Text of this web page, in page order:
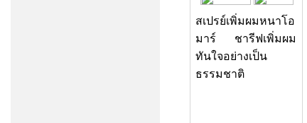
สเปรย์เพิ่มผมหนาโอ
มาร์ ชารีฟเพิ่มผม
ทันใจอย่างเป็น
ธรรมชาติ